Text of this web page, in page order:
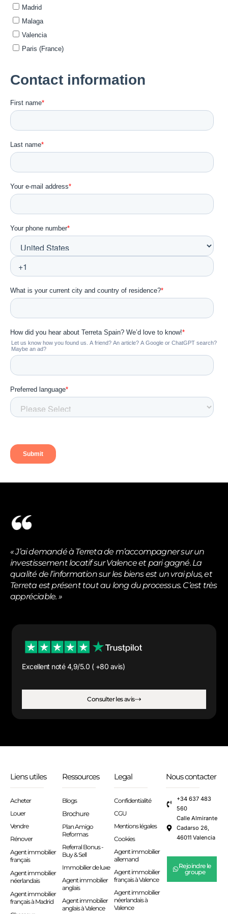
« J’ai demandé à Terreta de m’accompagner sur un
investissement locatif sur Valence et pari gagné. La
qualité de l’information sur les biens est un vrai plus, et
Terreta est présent tout au long du processus. C’est très
appréciable. »
Excellent noté 4,9/5.0 ( +80 avis)
Consulter les avis
Liens utiles
Acheter
Louer
Vendre
Rénover
Agent immobilier
français
Agent immobilier
néerlandais
Agent immobilier
français à Madrid
Ressources
Blogs
Brochure
Plan Amigo
Reformas
Referral Bonus -
Buy & Sell
Immobilier de luxe
Agent immobilier
anglais
Agent immobilier
anglais à Valence
Legal
Confidentialité
CGU
Mentions légales
Cookies
Agent immobilier
allemand
Agent immobilier
français à Valence
Agent immobilier
néerlandais à
Valence
Nous contacter
+34 637 483
560
Calle Almirante
Cadarso 26,
46011 Valencia
Rejoindre le
groupe